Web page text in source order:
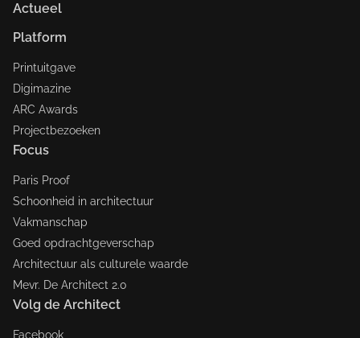
Actueel
Platform
Printuitgave
Digimazine
ARC Awards
Projectbezoeken
Focus
Paris Proof
Schoonheid in architectuur
Vakmanschap
Goed opdrachtgeverschap
Architectuur als culturele waarde
Mevr. De Architect 2.0
Volg de Architect
Facebook